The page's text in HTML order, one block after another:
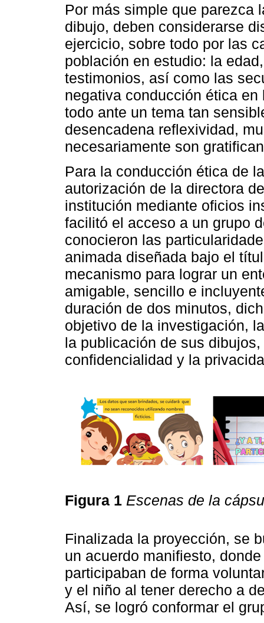
Por más simple que parezca
dibujo, deben considerarse
ejercicio, sobre todo por las
población en estudio: la
testimonios, así como las
negativa conducción ética
todo ante un tema tan
desencadena reflexividad,
necesariamente son
Para la conducción ética de
autorización de la directora
institución mediante oficios
facilitó el acceso a un grupo
conocieron las
animada diseñada bajo el
mecanismo para lograr un
amigable, sencillo e
duración de dos minutos,
objetivo de la investigación,
la publicación de sus
confidencialidad y la
Figura 1 Escenas de la
Finalizada la proyección, se
un acuerdo manifiesto,
participaban de forma
y el niño al tener derecho a
Así, se logró conformar el